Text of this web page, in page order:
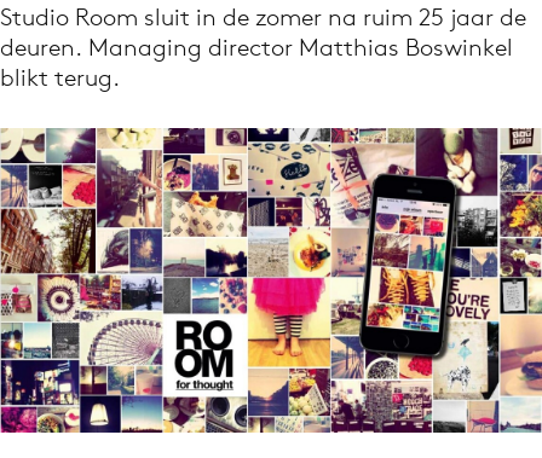
Nieuws app
Menu
Home
9 sept: GenAI-training
12 nov: MarketingLive!
Adverteren
Events
Studio Room sluit in de zomer na ruim 25 jaar de
deuren. Managing director Matthias Boswinkel
blikt terug.